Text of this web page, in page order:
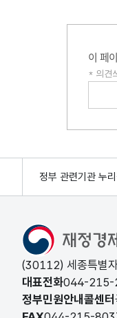
이 페
* 의견
정부 관련기관 누
(30112) 세종특별
대표전화044-215-
정부민원안내콜센터